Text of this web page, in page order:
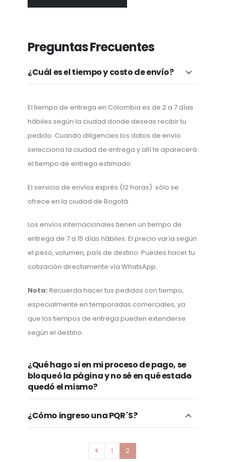
Preguntas Frecuentes
¿Cuál es el tiempo y costo de envío?
El tiempo de entrega en Colombia es de 2 a 7 días
hábiles según la ciudad donde deseas recibir tu
pedido. Cuando diligencies los datos de envío
selecciona la ciudad de entrega y allí te aparecerá
el tiempo de entrega estimado.
El servicio de envíos exprés (12 horas) sólo se
ofrece en la ciudad de Bogotá.
Los envíos internacionales tienen un tiempo de
entrega de 7 a 15 días hábiles. El precio varía según
el peso, volumen, país de destino. Puedes hacer tu
cotización directamente vía WhatsApp.
Nota: Recuerda hacer tus pedidos con tiempo,
especialmente en temporadas comerciales, ya
que los tiempos de entrega pueden extenderse
según el destino.
¿Qué hago si en mi proceso de pago, se
bloqueó la página y no sé en qué estado
quedó el mismo?
¿Cómo ingreso una PQR´S?
1 2